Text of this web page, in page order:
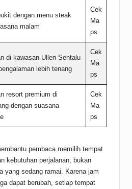
dengan menu steak
malam
Cek
Ma
ps
di kawasan Ullen Sentalu
lebih tenang
Cek
Ma
ps
resort premium di
dengan suasana
Cek
Ma
ps
pembaca memilih tempat
kebutuhan perjalanan, bukan
yang sedang ramai. Karena jam
dapat berubah, setiap tempat